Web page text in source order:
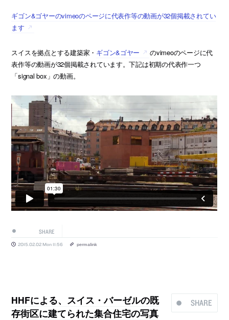
ギゴン&ゴヤーのvimeoのページに代表作等の動画が32個掲載されてい
ます
スイスを拠点とする建築家・ ギゴン&ゴヤー
のvimeoのページに代
表作等の動画が32個掲載されています。下記は初期の代表作一つ
「signal box」の動画。
SHARE
2015.02.02 Mon 11:56 permalink
SHARE
HHFによる、スイス・バーゼルの既
存街区に建てられた集合住宅の写真